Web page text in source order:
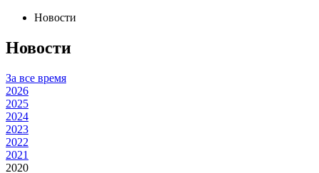
Новости
Новости
За все время
2026
2025
2024
2023
2022
2021
2020